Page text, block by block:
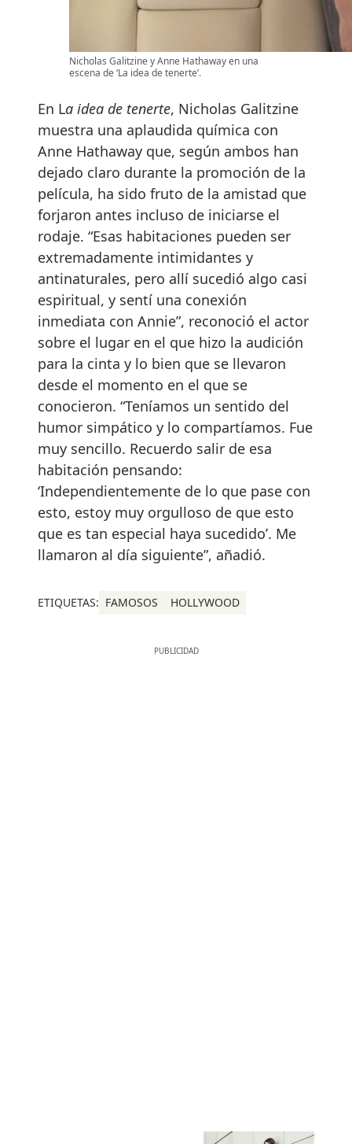
Nicholas Galitzine y Anne Hathaway en una
escena de ‘La idea de tenerte’.
En La idea de tenerte, Nicholas Galitzine
muestra una aplaudida química con
Anne Hathaway que, según ambos han
dejado claro durante la promoción de la
película, ha sido fruto de la amistad que
forjaron antes incluso de iniciarse el
rodaje. “Esas habitaciones pueden ser
extremadamente intimidantes y
antinaturales, pero allí sucedió algo casi
espiritual, y sentí una conexión
inmediata con Annie”, reconoció el actor
sobre el lugar en el que hizo la audición
para la cinta y lo bien que se llevaron
desde el momento en el que se
conocieron. “Teníamos un sentido del
humor simpático y lo compartíamos. Fue
muy sencillo. Recuerdo salir de esa
habitación pensando:
‘Independientemente de lo que pase con
esto, estoy muy orgulloso de que esto
que es tan especial haya sucedido’. Me
llamaron al día siguiente”, añadió.
ETIQUETAS: FAMOSOS HOLLYWOOD